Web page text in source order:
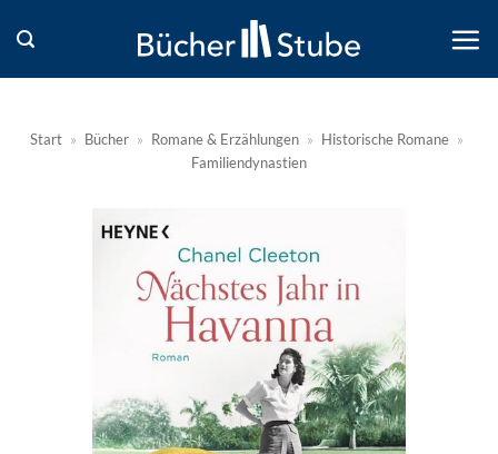
Inhalt
springen
Start » Bücher » Romane & Erzählungen » Historische Romane »
Familiendynastien